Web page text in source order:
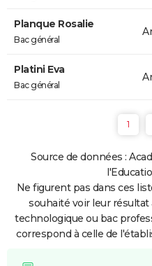
Planque Rosalie
Bac général
Platini Eva
Bac général
1
Source de données :
Ne figurent pas dans ces
souhaité voir leur résultat
technologique ou bac
correspond à celle de